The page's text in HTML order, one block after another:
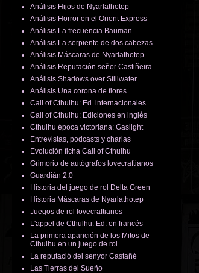
Análisis Hijos de Nyarlathotep
Análisis Horror en el Orient Express
Análisis La frecuencia Bauman
Análisis La serpiente de dos cabezas
Análisis Máscaras de Nyarlathotep
Análisis Reputación señor Castiñeira
Análisis Shadows over Stillwater
Análisis Una corona de flores
Call of Cthulhu: Ed. internacionales
Call of Cthulhu: Ediciones en inglés
Cthulhu época victoriana: Gaslight
Entrevistas, podcasts y charlas
Evolución ficha Call of Cthulhu
Grimorio de autógrafos lovecraftianos
Guardián 2.0
Historia del juego de rol Delta Green
Historia Máscaras de Nyarlathotep
Juegos de rol lovecraftianos
L'appel de Cthulhu: Ed. en francés
La primera aparición de los Mitos de
Cthulhu en un juego de rol
La reputació del senyor Castañé
Las Tierras del Sueño